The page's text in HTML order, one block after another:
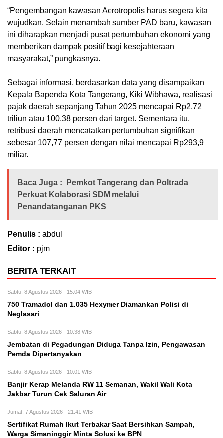
“Pengembangan kawasan Aerotropolis harus segera kita
wujudkan. Selain menambah sumber PAD baru, kawasan
ini diharapkan menjadi pusat pertumbuhan ekonomi yang
memberikan dampak positif bagi kesejahteraan
masyarakat,” pungkasnya.
Sebagai informasi, berdasarkan data yang disampaikan
Kepala Bapenda Kota Tangerang, Kiki Wibhawa, realisasi
pajak daerah sepanjang Tahun 2025 mencapai Rp2,72
triliun atau 100,38 persen dari target. Sementara itu,
retribusi daerah mencatatkan pertumbuhan signifikan
sebesar 107,77 persen dengan nilai mencapai Rp293,9
miliar.
Baca Juga :
Pemkot Tangerang dan Poltrada
Perkuat Kolaborasi SDM melalui
Penandatanganan PKS
Penulis : abdul
Editor : pjm
BERITA TERKAIT
Sabtu, 8 Agustus 2026 - 15:04 WIB
750 Tramadol dan 1.035 Hexymer Diamankan Polisi di
Neglasari
Sabtu, 8 Agustus 2026 - 10:38 WIB
Jembatan di Pegadungan Diduga Tanpa Izin, Pengawasan
Pemda Dipertanyakan
Sabtu, 8 Agustus 2026 - 10:01 WIB
Banjir Kerap Melanda RW 11 Semanan, Wakil Wali Kota
Jakbar Turun Cek Saluran Air
Jumat, 7 Agustus 2026 - 21:41 WIB
Sertifikat Rumah Ikut Terbakar Saat Bersihkan Sampah,
Warga Simaninggir Minta Solusi ke BPN